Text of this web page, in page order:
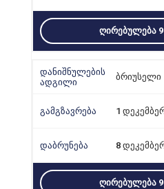
ᲦᲘᲠᲔᲑᲣᲚᲔᲑᲐ
ბრიუსელი
1
8
ᲦᲘᲠᲔᲑᲣᲚᲔᲑᲐ